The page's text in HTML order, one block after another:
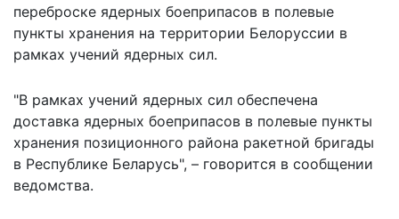
переброске ядерных боеприпасов в полевые
пункты хранения на территории Белоруссии в
рамках учений ядерных сил.
"В рамках учений ядерных сил обеспечена
доставка ядерных боеприпасов в полевые пункты
хранения позиционного района ракетной бригады
в Республике Беларусь", – говорится в сообщении
ведомства.